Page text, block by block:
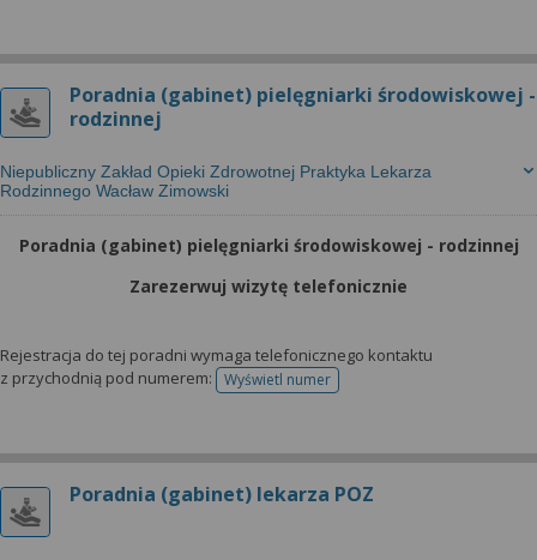
Poradnia (gabinet) pielęgniarki środowiskowej -
rodzinnej
Niepubliczny Zakład Opieki Zdrowotnej Praktyka Lekarza
Rodzinnego Wacław Zimowski
Poradnia (gabinet) pielęgniarki środowiskowej - rodzinnej
Zarezerwuj wizytę telefonicznie
Rejestracja do tej poradni wymaga telefonicznego kontaktu
z przychodnią pod numerem:
Wyświetl numertelefonu do rejestracji
Poradnia (gabinet) lekarza POZ